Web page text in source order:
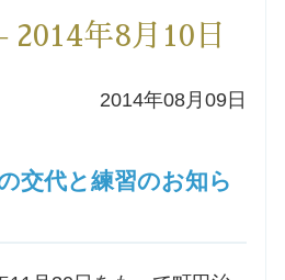
年8月10日
2014年08月09日
交代と練習のお知ら